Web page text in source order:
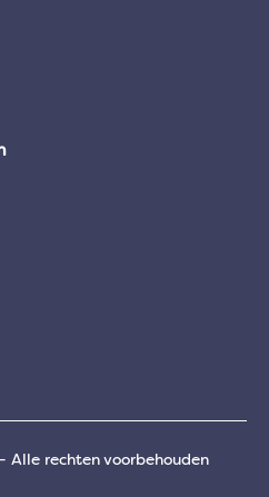
Alle rechten voorbehouden